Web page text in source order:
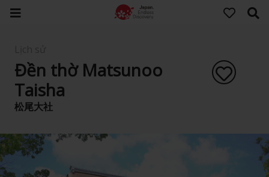
Đền thờ Matsunoo
Taisha
松尾大社